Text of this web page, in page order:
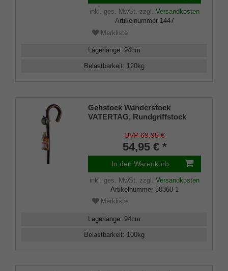
inkl. ges. MwSt. zzgl. Versandkosten
Artikelnummer 1447
Merkliste
Lagerlänge: 94cm
Belastbarkeit: 120kg
Gehstock Wanderstock
VATERTAG, Rundgriffstock
gebogen, mit Klingel und
Kräuterschnaps gefülltem
Flachmann, inkl. Metallspitze
UVP 69,95 €
54,95 € *
In den Warenkorb
inkl. ges. MwSt. zzgl. Versandkosten
Artikelnummer 50360-1
Merkliste
Lagerlänge: 94cm
Belastbarkeit: 100kg